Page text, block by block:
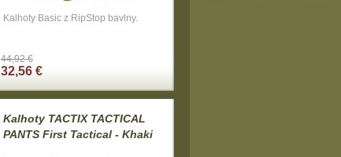
Kalhoty Basic z RipStop bavlny.
44,92 €
32,56 €
Kalhoty TACTIX TACTICAL
PANTS First Tactical - Khaki